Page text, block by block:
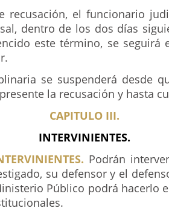
recusación, el funcionario
dentro de los dos días
este término, se seguirá
se suspenderá desde
la recusación y hasta
CAPITULO III.
INTERVINIENTES.
Podrán
su defensor y el
Público podrá hacerlo